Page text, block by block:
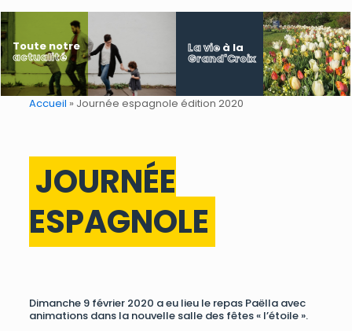
La vieà la
Grand'Croix
Toute notre
actualité
Accueil » Journée espagnole édition 2020
JOURNÉE
ESPAGNOLE
Dimanche 9 février 2020 a eu lieu le repas Paëlla avec
animations dans la nouvelle salle des fêtes « l’étoile ».